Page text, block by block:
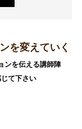
を変えていく
ンを伝える講師陣
て下さい